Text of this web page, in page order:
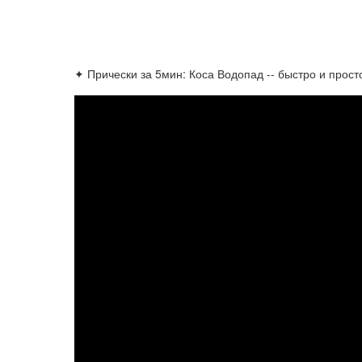
✦ Прически за 5мин: Коса Водопад -- быстро и